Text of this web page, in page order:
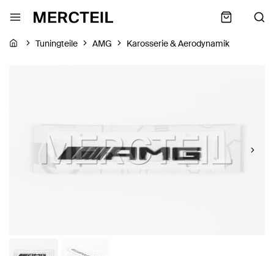
Tuningteile AMG Karosserie & Aerodynamik